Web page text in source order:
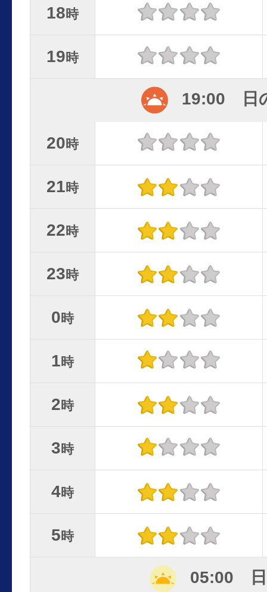
18時
19時
19:00 日
20時
21時
22時
23時
0時
1時
2時
3時
4時
5時
05:00 日